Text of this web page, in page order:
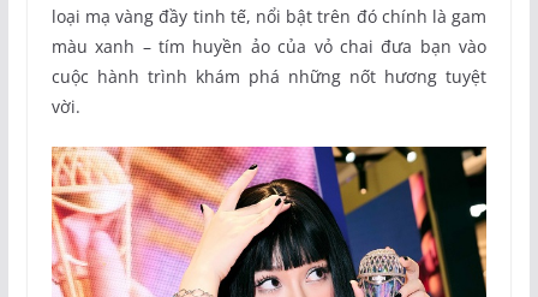
loại mạ vàng đầy tinh tế, nổi bật trên đó chính là gam
màu xanh – tím huyền ảo của vỏ chai đưa bạn vào
cuộc hành trình khám phá những nốt hương tuyệt
vời.